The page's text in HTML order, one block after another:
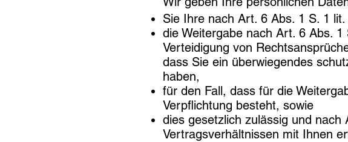
Sie Ihre nach Art. 6 Abs. 1 S. 1
die Weitergabe nach Art. 6 Abs.
Verteidigung von
dass Sie ein überwiegendes
haben,
für den Fall, dass für die
Verpflichtung besteht, sowie
dies gesetzlich zulässig und
Vertragsverhältnissen mit Ihnen